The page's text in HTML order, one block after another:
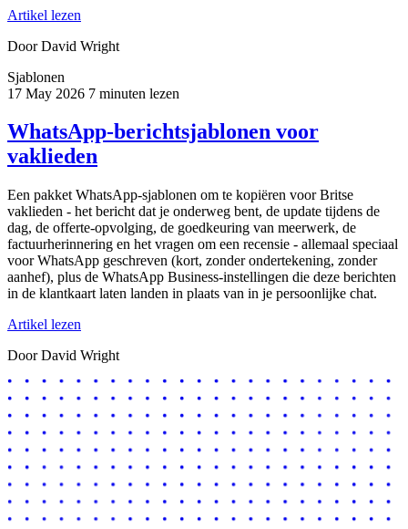
Artikel lezen
Door David Wright
Sjablonen
17 May 2026 7 minuten lezen
WhatsApp-berichtsjablonen voor
vaklieden
Een pakket WhatsApp-sjablonen om te kopiëren voor Britse
vaklieden - het bericht dat je onderweg bent, de update tijdens de
dag, de offerte-opvolging, de goedkeuring van meerwerk, de
factuurherinnering en het vragen om een recensie - allemaal speciaal
voor WhatsApp geschreven (kort, zonder ondertekening, zonder
aanhef), plus de WhatsApp Business-instellingen die deze berichten
in de klantkaart laten landen in plaats van in je persoonlijke chat.
Artikel lezen
Door David Wright